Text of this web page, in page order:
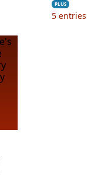
PLUS
5 entries